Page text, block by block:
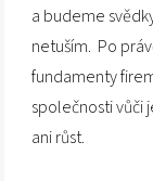
a budeme
netuším. Po
fundamenty
společnosti vůči
ani růst.